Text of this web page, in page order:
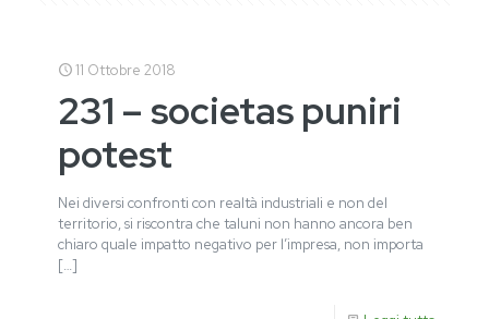
11 Ottobre 2018
231 – societas puniri
potest
Nei diversi confronti con realtà industriali e non del
territorio, si riscontra che taluni non hanno ancora ben
chiaro quale impatto negativo per l’impresa, non importa
[…]